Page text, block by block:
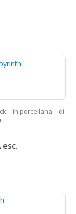
– in porcellana – di
esc.